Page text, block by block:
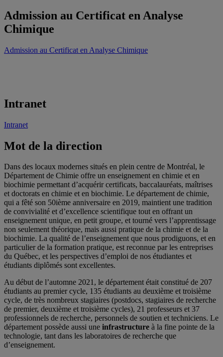
Admission au Certificat en Analyse
Chimique
Admission au Certificat en Analyse Chimique
Intranet
Intranet
Mot de la direction
Dans des locaux modernes situés en plein centre de Montréal, le
Département de Chimie offre un enseignement en chimie et en
biochimie permettant d’acquérir certificats, baccalauréats, maîtrises
et doctorats en chimie et en biochimie. Le département de chimie,
qui a fêté son 50ième anniversaire en 2019, maintient une tradition
de convivialité et d’excellence scientifique tout en offrant un
enseignement unique, en petit groupe, et tourné vers l’apprentissage
non seulement théorique, mais aussi pratique de la chimie et de la
biochimie. La qualité de l’enseignement que nous prodiguons, et en
particulier de la formation pratique, est reconnue par les entreprises
du Québec, et les perspectives d’emploi de nos étudiantes et
étudiants diplômés sont excellentes.
Au début de l’automne 2021, le département était constitué de 207
étudiants au premier cycle, 135 étudiants au deuxième et troisième
cycle, de très nombreux stagiaires (postdocs, stagiaires de recherche
de premier, deuxième et troisième cycles), 21 professeurs et 37
professionnels de recherche, personnels de soutien et techniciens. Le
département possède aussi une infrastructure à la fine pointe de la
technologie, tant dans les laboratoires de recherche que
d’enseignement.